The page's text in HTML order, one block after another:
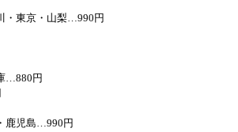
・東京・山梨…990円
…880円
鹿児島…990円